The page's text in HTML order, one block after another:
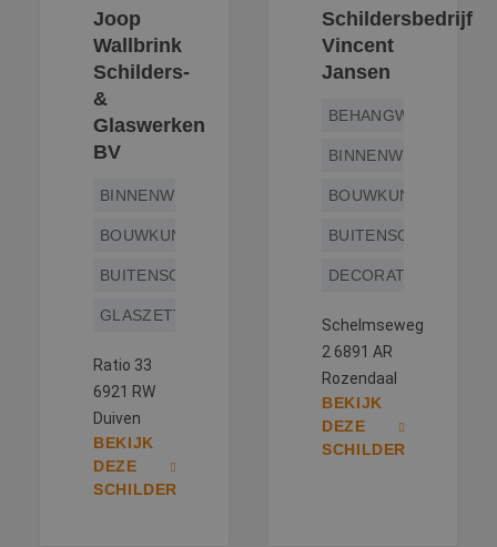
Joop
Wallbrink
Schilders-
&
Glaswerken
BV
BINNENWERK
BOUWKUNDIG
BUITENSCHILDERWERK
GLASZETTEN
Ratio 33
6921 RW
Duiven
BEKIJK
DEZE
SCHILDER
Schildersbedrijf
Vincent
Jansen
BEHANGWERK
BINNENWERK
BOUWKUNDIG
Schelmseweg
2 6891 AR
Rozendaal
BEKIJK
DEZE
SCHILDER